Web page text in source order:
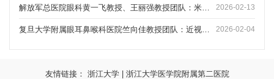
2026-02-13
2026-02-04
友情链接： 浙江大学| 浙江大学医学院附属第二医院